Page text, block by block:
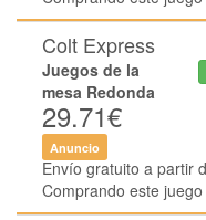
Colt Express
Juegos de la
mesa Redonda
29.71€
Anuncio
Envío gratuito a partir
Comprando este